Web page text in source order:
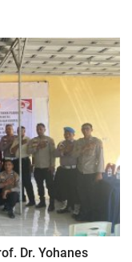
Dr. Yohanes